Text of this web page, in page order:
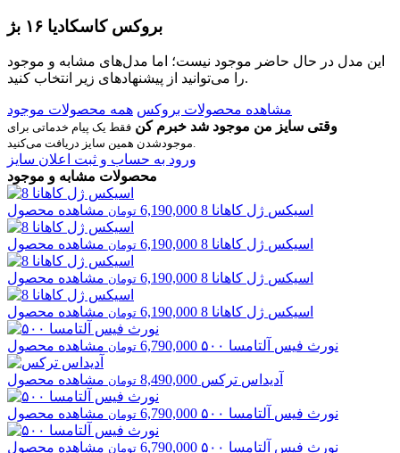
بروکس کاسکادیا ۱۶ بژ
این مدل در حال حاضر موجود نیست؛ اما مدل‌های مشابه و موجود
را می‌توانید از پیشنهادهای زیر انتخاب کنید.
مشاهده محصولات بروکس همه محصولات موجود
وقتی سایز من موجود شد خبرم کن فقط یک پیام خدماتی برای
موجودشدن همین سایز دریافت می‌کنید.
ورود به حساب و ثبت اعلان سایز
محصولات مشابه و موجود
اسیکس ژل کاهانا 8 6,190,000 تومان مشاهده محصول
اسیکس ژل کاهانا 8 6,190,000 تومان مشاهده محصول
اسیکس ژل کاهانا 8 6,190,000 تومان مشاهده محصول
اسیکس ژل کاهانا 8 6,190,000 تومان مشاهده محصول
نورث فیس آلتامسا ۵۰۰ 6,790,000 تومان مشاهده محصول
آدیداس ترکس 8,490,000 تومان مشاهده محصول
نورث فیس آلتامسا ۵۰۰ 6,790,000 تومان مشاهده محصول
نورث فیس آلتامسا ۵۰۰ 6,790,000 تومان مشاهده محصول